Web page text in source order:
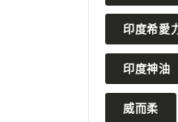
印度希愛
印度神油
威而柔